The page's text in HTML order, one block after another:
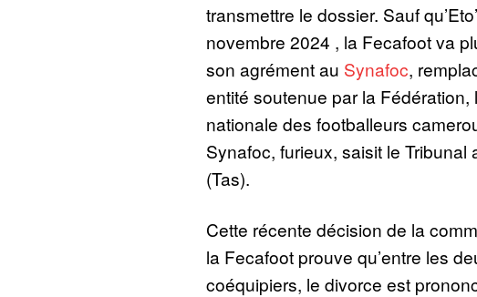
transmettre le dossier. Sauf
novembre 2024 , la Fecafoot va
son agrément au Synafoc,
entité soutenue par la Fédération,
nationale des footballeurs
Synafoc, furieux, saisit le Tribunal
(Tas).
Cette récente décision de la
la Fecafoot prouve qu’entre les
coéquipiers, le divorce est